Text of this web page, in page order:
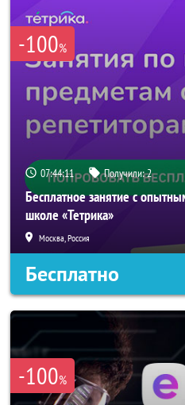
-100%
07:44:10 Получили:2
Бесплатное занятие с
школе «Тетрика»
Москва, Россия
Бесплатно
-100%